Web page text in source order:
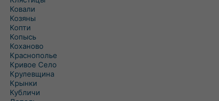
Ковали
Козяны
Копти
Копысь
Коханово
Краснополье
Кривое Село
Крулевщина
Крынки
Кубличи